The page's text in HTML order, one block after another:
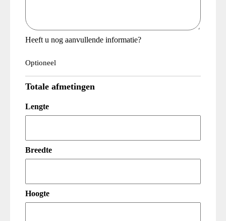
Heeft u nog aanvullende informatie?
Optioneel
Totale afmetingen
Lengte
Breedte
Hoogte